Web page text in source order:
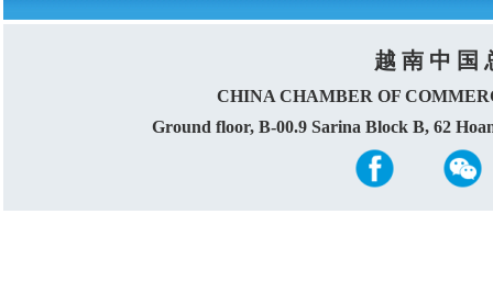
越 南 中 国
CHINA CHAMBER OF
Ground floor, B-00.9 Sarina Block B, 62